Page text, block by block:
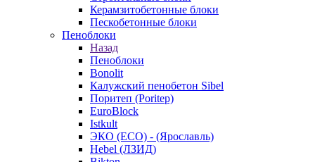
Керамзитобетонные блоки
Пескобетонные блоки
Пеноблоки
Назад
Пеноблоки
Bonolit
Калужский пенобетон Sibel
Поритеп (Poritep)
EuroBlock
Istkult
ЭКО (ECO) - (Ярославль)
Hebel (ЛЗИД)